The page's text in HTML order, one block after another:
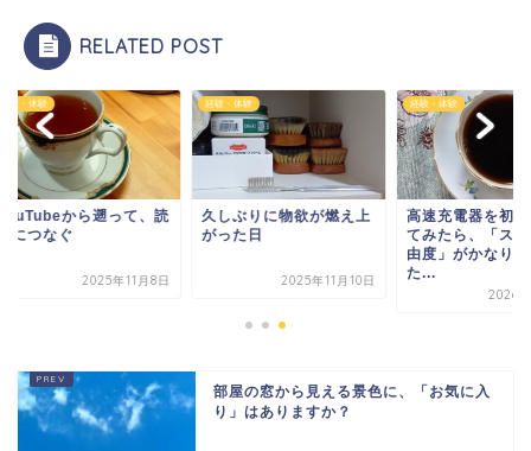
RELATED POST
体験
から遡って、読
つなぐ
2025年11月8日
経験・体験
久しぶりに物欲が燃え上
がった日
2025年11月10日
経験・体験
高速充電器を初めて
てみたら、「スマホ
由度」がかなり変わ
た...
2026年5
部屋の窓から見える景色に、「お気に入
り」はありますか？